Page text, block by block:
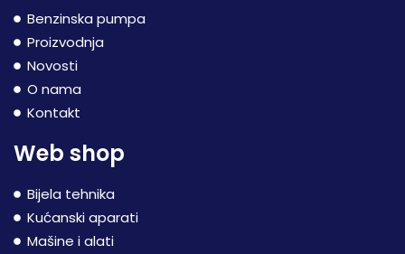
Benzinska pumpa
Proizvodnja
Novosti
O nama
Kontakt
Web shop
Bijela tehnika
Kućanski aparati
Mašine i alati